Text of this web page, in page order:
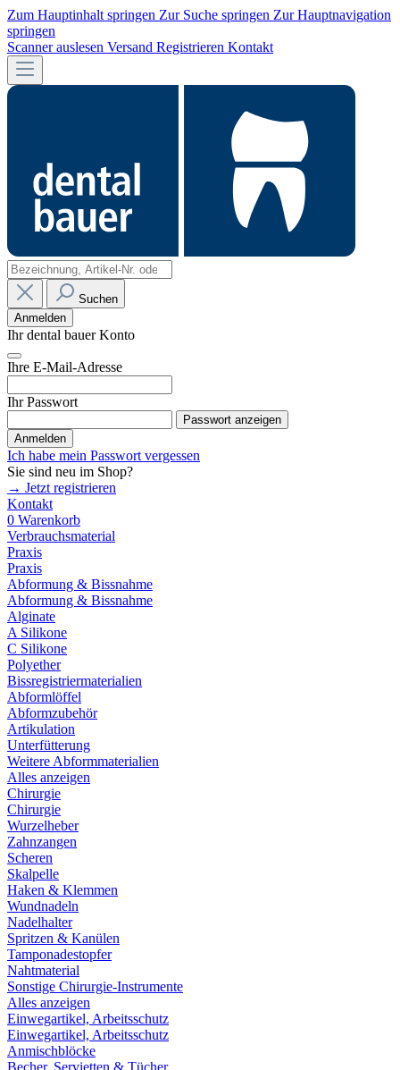
Zum Hauptinhalt springen Zur Suche springen Zur Hauptnavigation
springen
Scanner auslesen Versand Registrieren Kontakt
Suchen
Anmelden
Ihr dental bauer Konto
Ihre E-Mail-Adresse
Ihr Passwort
Passwort anzeigen
Anmelden
Ich habe mein Passwort vergessen
Sie sind neu im Shop?
→ Jetzt registrieren
Kontakt
0 Warenkorb
Verbrauchsmaterial
Praxis
Praxis
Abformung & Bissnahme
Abformung & Bissnahme
Alginate
A Silikone
C Silikone
Polyether
Bissregistriermaterialien
Abformlöffel
Abformzubehör
Artikulation
Unterfütterung
Weitere Abformmaterialien
Alles anzeigen
Chirurgie
Chirurgie
Wurzelheber
Zahnzangen
Scheren
Skalpelle
Haken & Klemmen
Wundnadeln
Nadelhalter
Spritzen & Kanülen
Tamponadestopfer
Nahtmaterial
Sonstige Chirurgie-Instrumente
Alles anzeigen
Einwegartikel, Arbeitsschutz
Einwegartikel, Arbeitsschutz
Anmischblöcke
Becher, Servietten & Tücher